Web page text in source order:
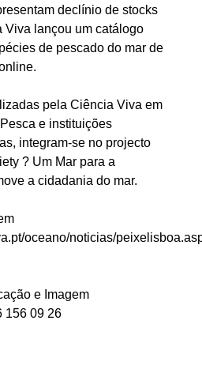
declínio de stocks
Viva lançou um catálogo
de pescado do mar de
pela Ciência Viva em
e instituições
integram-se no projecto
? Um Mar para a
a cidadania do mar.
oceano/noticias/
e Imagem
156 09 26